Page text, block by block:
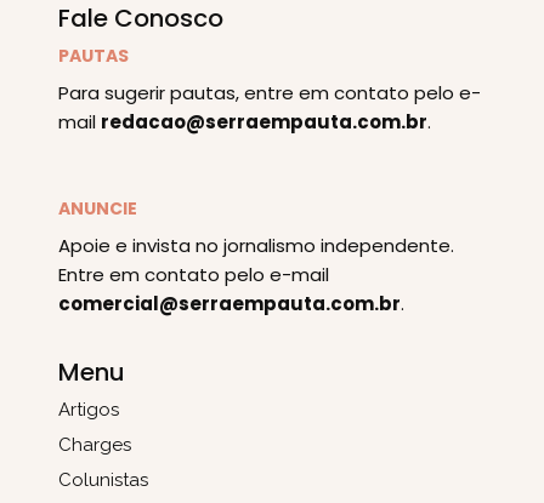
Fale Conosco
PAUTAS
Para sugerir pautas, entre em contato pelo e-
mail redacao@serraempauta.com.br.
ANUNCIE
Apoie e invista no jornalismo independente.
Entre em contato pelo e-mail
comercial@serraempauta.com.br.
Menu
Artigos
Charges
Colunistas